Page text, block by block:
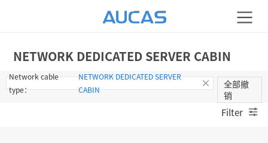
NETWORK DEDICATED SERVER CABIN
Network cable
type：
NETWORK DEDICATED SERVER
CABIN
全部撤
销
Filter